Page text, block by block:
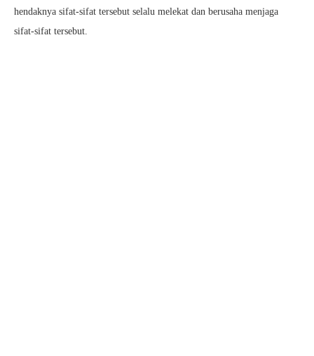
hendaknya sifat-sifat tersebut selalu melekat dan berusaha menjaga
sifat-sifat tersebut.